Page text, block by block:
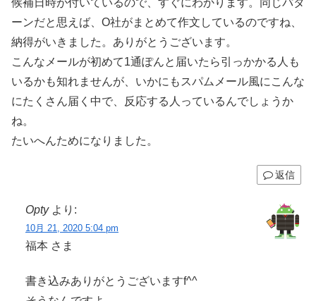
ーンだと思えば、O社がまとめて作文しているのですね、
納得がいきました。ありがとうございます。
こんなメールが初めて1通ぽんと届いたら引っかかる人も
いるかも知れませんが、いかにもスパムメール風にこんな
にたくさん届く中で、反応する人っているんでしょうか
ね。
たいへんためになりました。
返信
Opty より:
10月 21, 2020 5:04 pm
福本 さま
書き込みありがとうございますf^^